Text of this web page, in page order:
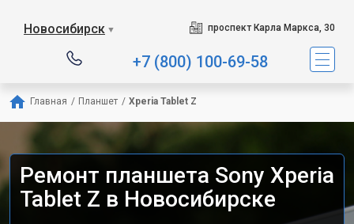
Новосибирск ▼ проспект Карла Маркса, 30
+7 (800) 100-69-58
Главная / Планшет / Xperia Tablet Z
Ремонт планшета Sony Xperia
Tablet Z в Новосибирске